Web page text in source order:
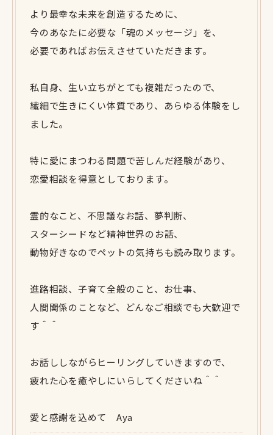
より最幸な未来を創造するために、
今のあなたに必要な「魂のメッセージ」を、
必要であればお伝えさせていただきます。
私自身、生い立ちがとても複雑だったので、
繊細で生きにくい体質であり、あらゆる体験をし
ました。
特に愛にまつわる問題で苦しんだ経験があり、
恋愛相談を得意としております。
霊的なこと、不思議なお話、夢判断、
スターシードなど精神世界のお話、
動物好きなのでペットの気持ちも読み取ります。
進路相談、子育て全般のこと、お仕事、
人間関係のことなど、どんなご相談でも大歓迎で
す＾＾
お話ししながらヒーリングしていきますので、
疲れた心を癒やしにいらしてくださいね＾＾
愛と感謝を込めて Aya